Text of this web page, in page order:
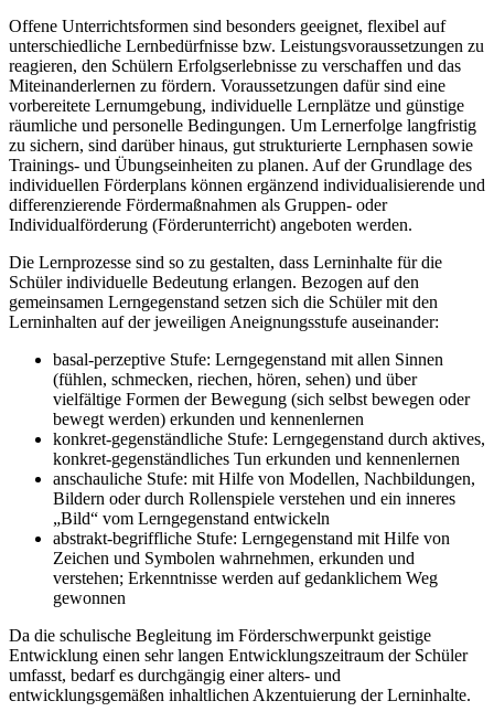
Offene Unterrichtsformen sind besonders geeignet, flexibel auf
unterschiedliche Lernbedürfnisse bzw. Leistungsvoraussetzungen zu
reagieren, den Schülern Erfolgserlebnisse zu verschaffen und das
Miteinanderlernen zu fördern. Voraussetzungen dafür sind eine
vorbereitete Lernumgebung, individuelle Lernplätze und günstige
räumliche und personelle Bedingungen. Um Lernerfolge langfristig
zu sichern, sind darüber hinaus, gut strukturierte Lernphasen sowie
Trainings- und Übungseinheiten zu planen. Auf der Grundlage des
individuellen Förderplans können ergänzend individualisierende und
differenzierende Fördermaßnahmen als Gruppen- oder
Individualförderung (Förderunterricht) angeboten werden.
Die Lernprozesse sind so zu gestalten, dass Lerninhalte für die
Schüler individuelle Bedeutung erlangen. Bezogen auf den
gemeinsamen Lerngegenstand setzen sich die Schüler mit den
Lerninhalten auf der jeweiligen Aneignungsstufe auseinander:
basal-perzeptive Stufe: Lerngegenstand mit allen Sinnen
(fühlen, schmecken, riechen, hören, sehen) und über
vielfältige Formen der Bewegung (sich selbst bewegen oder
bewegt werden) erkunden und kennenlernen
konkret-gegenständliche Stufe: Lerngegenstand durch aktives,
konkret-gegenständliches Tun erkunden und kennenlernen
anschauliche Stufe: mit Hilfe von Modellen, Nachbildungen,
Bildern oder durch Rollenspiele verstehen und ein inneres
„Bild“ vom Lerngegenstand entwickeln
abstrakt-begriffliche Stufe: Lerngegenstand mit Hilfe von
Zeichen und Symbolen wahrnehmen, erkunden und
verstehen; Erkenntnisse werden auf gedanklichem Weg
gewonnen
Da die schulische Begleitung im Förderschwerpunkt geistige
Entwicklung einen sehr langen Entwicklungszeitraum der Schüler
umfasst, bedarf es durchgängig einer alters- und
entwicklungsgemäßen inhaltlichen Akzentuierung der Lerninhalte.